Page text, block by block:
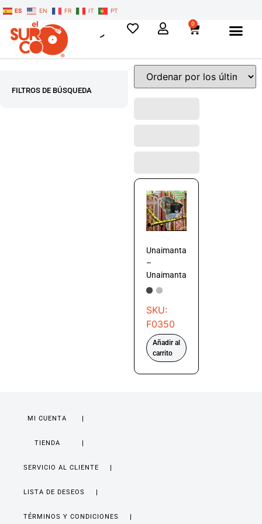
ES EN FR IT PT
0
FILTROS DE BÚSQUEDA
Unaimanta
–
Unaimanta
SKU:
F0350
Añadir al
carrito
MI CUENTA
TIENDA
SERVICIO AL CLIENTE
LISTA DE DESEOS
TÉRMINOS Y CONDICIONES